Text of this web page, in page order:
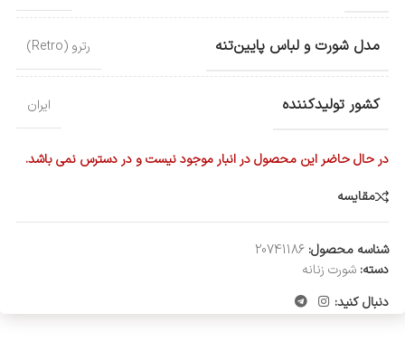
مدل شورت و لباس پایین‌تنه رترو (Retro)
کشور تولید‌کننده ایران
در حال حاضر این محصول در انبار موجود نیست و در دسترس نمی باشد.
مقایسه
شناسه محصول: 20741186
دسته: شورت زنانه
دنبال کنید: